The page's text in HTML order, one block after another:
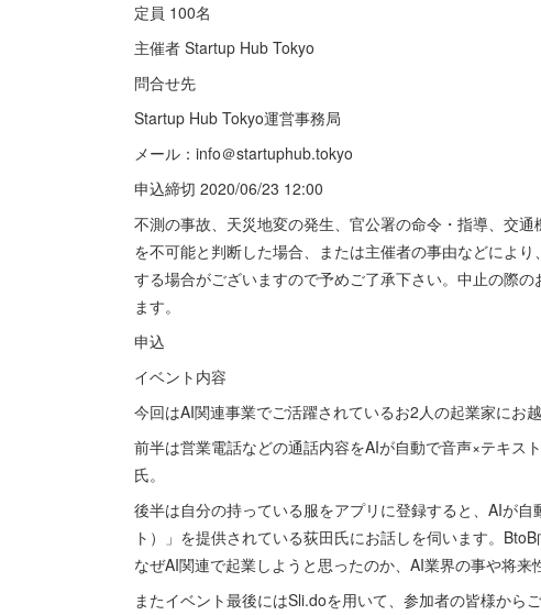
定員 100名
主催者 Startup Hub Tokyo
問合せ先
Startup Hub Tokyo運営事務局
メール：info＠startuphub.tokyo
申込締切 2020/06/23 12:00
不測の事故、天災地変の発生、官公署の命令・指導、交
を不可能と判断した場合、または主催者の事由などによ
する場合がございますので予めご了承下さい。中止の際
ます。
申込
イベント内容
今回はAI関連事業でご活躍されているお2人の起業家にお越
前半は営業電話などの通話内容をAIが自動で音声×テキス
氏。
後半は自分の持っている服をアプリに登録すると、AIが
ト）」を提供されている荻田氏にお話しを伺います。
なぜAI関連で起業しようと思ったのか、AI業界の事や将来
またイベント最後にはSli.doを用いて、参加者の皆様から